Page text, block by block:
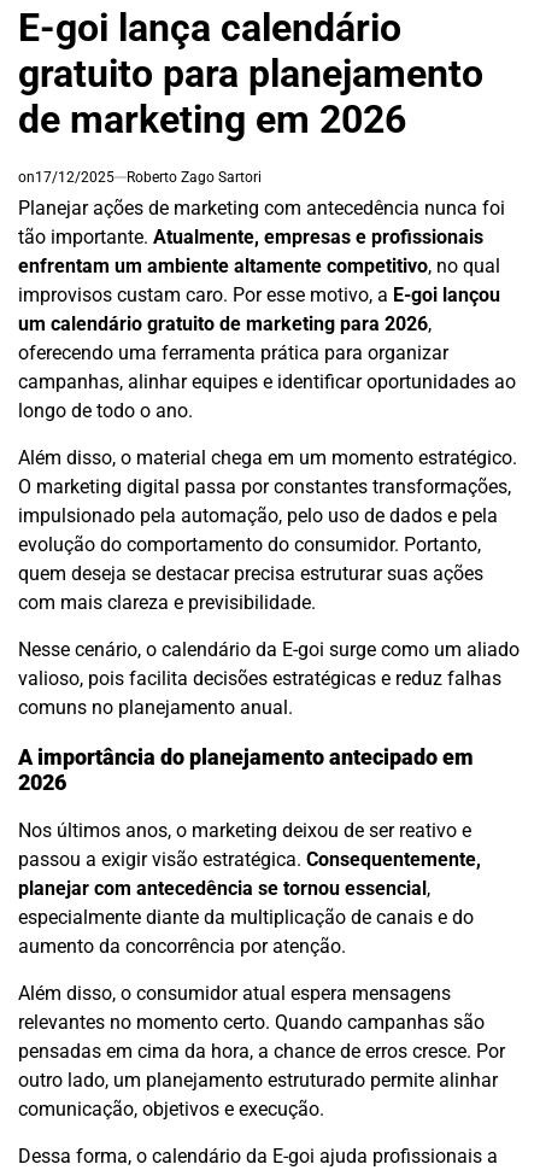
E-goi lança calendário
gratuito para planejamento
de marketing em 2026
on17/12/2025 Roberto Zago Sartori
Planejar ações de marketing com antecedência nunca foi
tão importante. Atualmente, empresas e profissionais
enfrentam um ambiente altamente competitivo, no qual
improvisos custam caro. Por esse motivo, a E-goi lançou
um calendário gratuito de marketing para 2026,
oferecendo uma ferramenta prática para organizar
campanhas, alinhar equipes e identificar oportunidades ao
longo de todo o ano.
Além disso, o material chega em um momento estratégico.
O marketing digital passa por constantes transformações,
impulsionado pela automação, pelo uso de dados e pela
evolução do comportamento do consumidor. Portanto,
quem deseja se destacar precisa estruturar suas ações
com mais clareza e previsibilidade.
Nesse cenário, o calendário da E-goi surge como um aliado
valioso, pois facilita decisões estratégicas e reduz falhas
comuns no planejamento anual.
A importância do planejamento antecipado em
2026
Nos últimos anos, o marketing deixou de ser reativo e
passou a exigir visão estratégica. Consequentemente,
planejar com antecedência se tornou essencial,
especialmente diante da multiplicação de canais e do
aumento da concorrência por atenção.
Além disso, o consumidor atual espera mensagens
relevantes no momento certo. Quando campanhas são
pensadas em cima da hora, a chance de erros cresce. Por
outro lado, um planejamento estruturado permite alinhar
comunicação, objetivos e execução.
Dessa forma, o calendário da E-goi ajuda profissionais a